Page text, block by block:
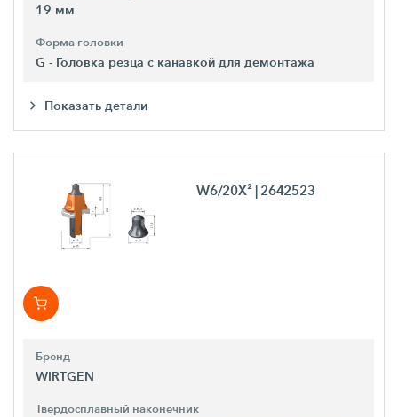
19 мм
Форма головки
G - Головка резца с канавкой для демонтажа
Показать детали
W6/20X² | 2642523
Бренд
WIRTGEN
Твердосплавный наконечник